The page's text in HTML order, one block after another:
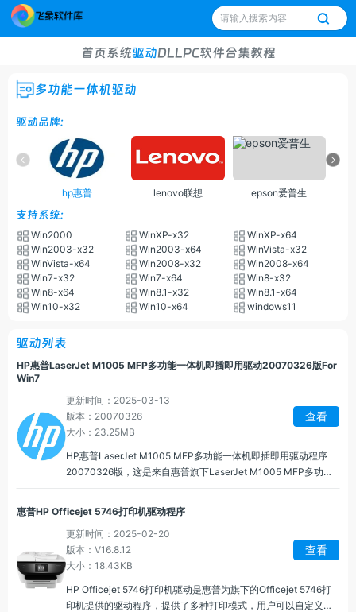
首页系统驱动DLLPC软件合集教程
多功能一体机驱动
驱动品牌:
hp惠普 lenovo联想 epson爱普生
支持系统:
Win2000 WinXP-x32
WinXP-x64
Win2003-x32
Win2003-x64
WinVista-x32
WinVista-x64
Win2008-x32
Win2008-x64
Win7-x32
Win7-x64
Win8-x32
Win8-x64
Win8.1-x32
Win8.1-x64
Win10-x32
Win10-x64 windows11
驱动列表
HP惠普LaserJet M1005 MFP多功能一体机即插即用驱动20070326版For
Win7
更新时间：2025-03-13
版本：20070326
大小：23.25MB
查看
HP惠普LaserJet M1005 MFP多功能一体机即插即用驱动程序
20070326版，这是来自惠普旗下LaserJet M1005 MFP多功能
连接好打印机哦！
惠普HP Officejet 5746打印机驱动程序
更新时间：2025-02-20
版本：V16.8.12
大小：18.43KB
查看
HP Officejet 5746打印机驱动是惠普为旗下的Officejet 5746打
印机提供的驱动程序，提供了多种打印模式，用户可以自定义打